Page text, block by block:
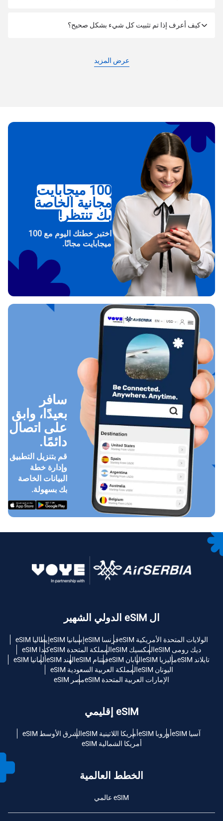
كيف أعرف إذا تم تثبيت كل شيء بشكل صحيح؟
عرض المزيد
100 ميجابايت
مجانية الخاصة
بك تنتظر!
اختبر خطتك اليوم مع 100
ميجابايت مجانًا.
سافر
بعيدًا، وابق
على اتصال
دائمًا.
قم بتنزيل التطبيق
وإدارة خطة
البيانات الخاصة
بك بسهولة.
ال eSIM الدولي الشهير
الولايات المتحدة الأمريكية eSIM فرنسا eSIM إسبانيا eSIM
إيطاليا eSIM
ديك رومى eSIM
المكسيك eSIM المملكة المتحدة eSIM
كندا eSIM
تايلاند eSIM
ماليزيا eSIM اليابان eSIM فيتنام eSIM الهند eSIM
ألمانيا eSIM
اليونان eSIM
المملكة العربية السعودية eSIM
الإمارات العربية المتحدة eSIM
مصر eSIM
eSIM إقليمي
آسيا eSIM أوروبا eSIM أمريكا اللاتينية eSIM
الشرق الأوسط eSIM
أمريكا الشمالية eSIM
الخطط العالمية
eSIM عالمي